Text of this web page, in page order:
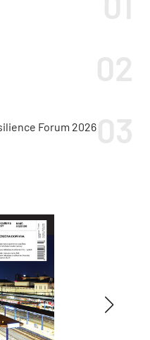
Forum 2026